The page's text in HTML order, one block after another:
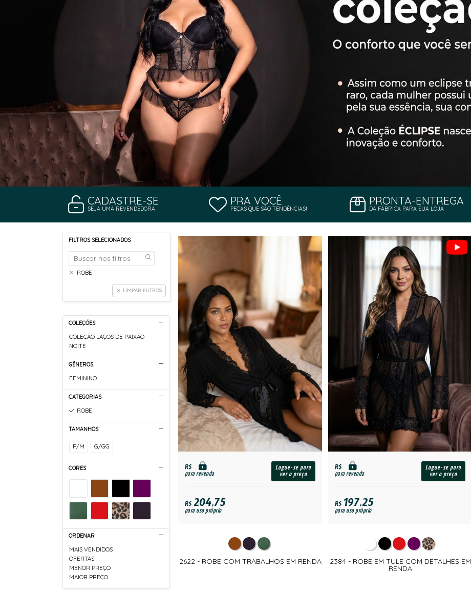
CADASTRE-SE
SEJA UMA REVENDEDORA
PRA VOCÊ
PEÇAS QUE SÃO TENDÊNCIAS!
PRONTA-ENTREGA
DA FÁBRICA PARA SUA LOJA
FILTROS SELECIONADOS
ROBE
LIMPAR FILTROS
COLEÇÕES
COLEÇÃO LAÇOS DE PAIXÃO
NOITE
GÊNEROS
FEMININO
CATEGORIAS
ROBE
TAMANHOS
P/M G/GG
CORES
ORDENAR
MAIS VENDIDOS
OFERTAS
MENOR PREÇO
MAIOR PREÇO
R$
para revenda
Logue-se para
ver o preço
R$204,75
para uso próprio
2622 - ROBE COM TRABALHOS EM RENDA
R$
para revenda
Logue-se para
ver o preço
R$197,25
para uso próprio
2384 - ROBE EM TULE COM DETALHES EM
RENDA